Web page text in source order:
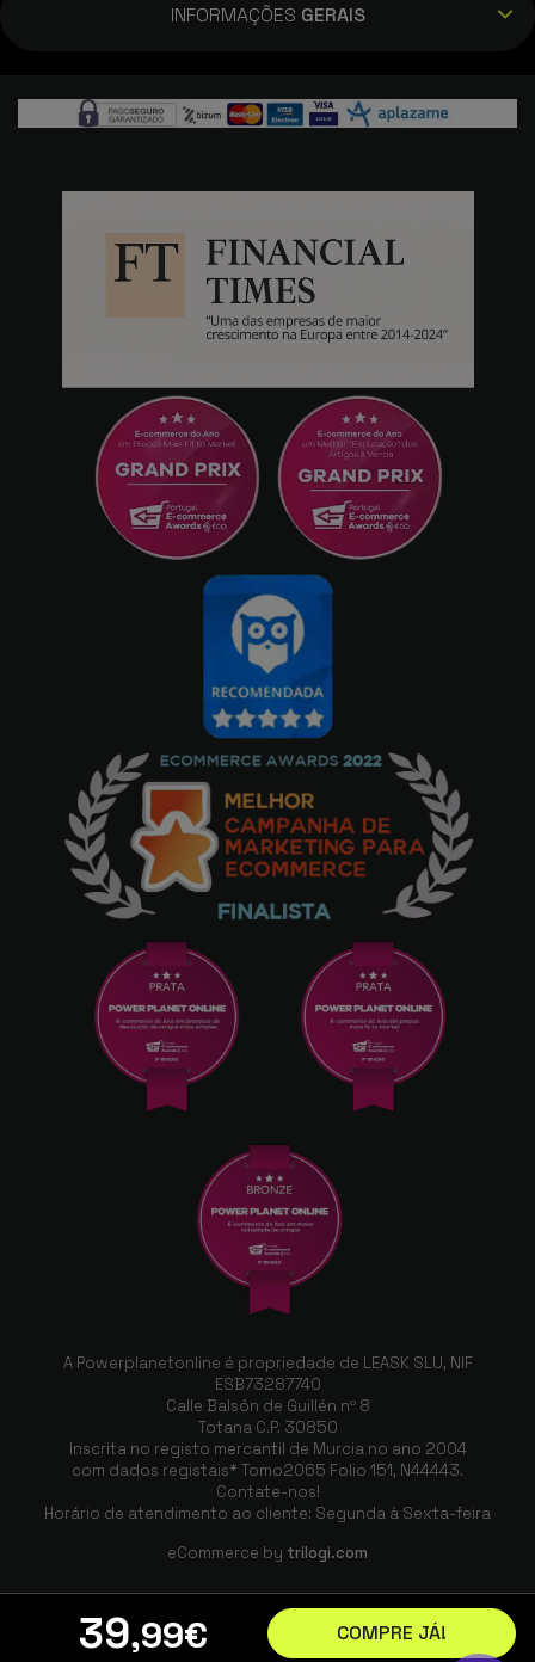
39,99€ COMPRE JÁ!
INFORMAÇÕES GERAIS
A Powerplanetonline é propriedade de LEASK SLU, NIF
ESB73287740
Calle Balsón de Guillén nº 8
Totana C.P. 30850
Inscrita no registo mercantil de Murcia no ano 2004
com dados registais* Tomo2065 Folio 151, N44443.
Contate-nos!
Horário de atendimento ao cliente: Segunda à Sexta-feira
eCommerce by trilogi.com